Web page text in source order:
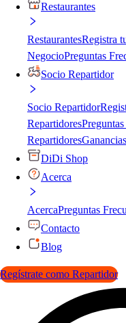
Restaurantes
RestaurantesRegistra
NegocioPreguntas
Socio Repartidor
Socio Repartidor
Repartidores
RepartidoresGanancias
DiDi Shop
Acerca
AcercaPreguntas
Contacto
Blog
Regístrate como Repartidor